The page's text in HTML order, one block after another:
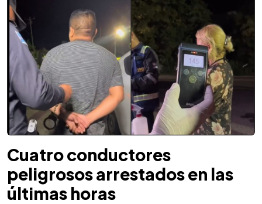
Cuatro conductores
peligrosos arrestados en las
últimas horas